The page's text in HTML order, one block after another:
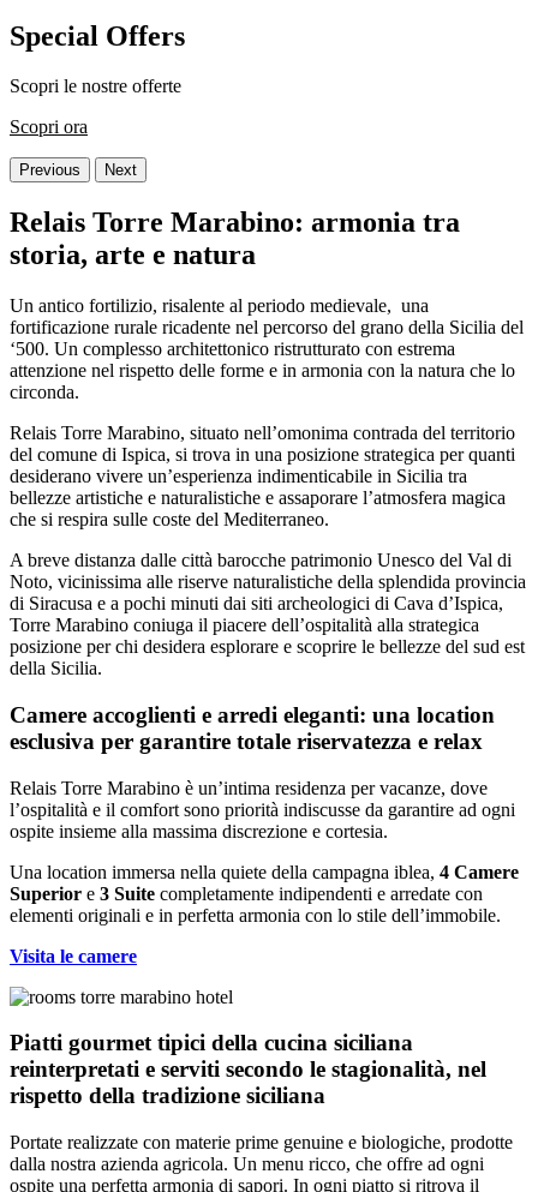
Special Offers
Scopri le nostre offerte
Scopri ora
Previous Next
Relais Torre Marabino: armonia tra
storia, arte e natura
Un antico fortilizio, risalente al periodo medievale, una
fortificazione rurale ricadente nel percorso del grano della Sicilia del
‘500. Un complesso architettonico ristrutturato con estrema
attenzione nel rispetto delle forme e in armonia con la natura che lo
circonda.
Relais Torre Marabino, situato nell’omonima contrada del territorio
del comune di Ispica, si trova in una posizione strategica per quanti
desiderano vivere un’esperienza indimenticabile in Sicilia tra
bellezze artistiche e naturalistiche e assaporare l’atmosfera magica
che si respira sulle coste del Mediterraneo.
A breve distanza dalle città barocche patrimonio Unesco del Val di
Noto, vicinissima alle riserve naturalistiche della splendida provincia
di Siracusa e a pochi minuti dai siti archeologici di Cava d’Ispica,
Torre Marabino coniuga il piacere dell’ospitalità alla strategica
posizione per chi desidera esplorare e scoprire le bellezze del sud est
della Sicilia.
Camere accoglienti e arredi eleganti: una location
esclusiva per garantire totale riservatezza e relax
Relais Torre Marabino è un’intima residenza per vacanze, dove
l’ospitalità e il comfort sono priorità indiscusse da garantire ad ogni
ospite insieme alla massima discrezione e cortesia.
Una location immersa nella quiete della campagna iblea, 4 Camere
Superior e 3 Suite completamente indipendenti e arredate con
elementi originali e in perfetta armonia con lo stile dell’immobile.
Visita le camere
Piatti gourmet tipici della cucina siciliana
reinterpretati e serviti secondo le stagionalità, nel
rispetto della tradizione siciliana
Portate realizzate con materie prime genuine e biologiche, prodotte
dalla nostra azienda agricola. Un menu ricco, che offre ad ogni
ospite una perfetta armonia di sapori. In ogni piatto si ritrova il